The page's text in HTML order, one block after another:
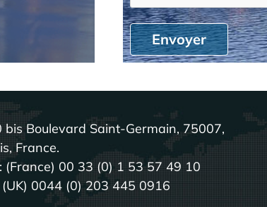
Envoyer
bis Boulevard Saint-Germain, 75007,
France.
(France) 00 33 (0) 1 53 57 49 10
(UK) 0044 (0) 203 445 0916